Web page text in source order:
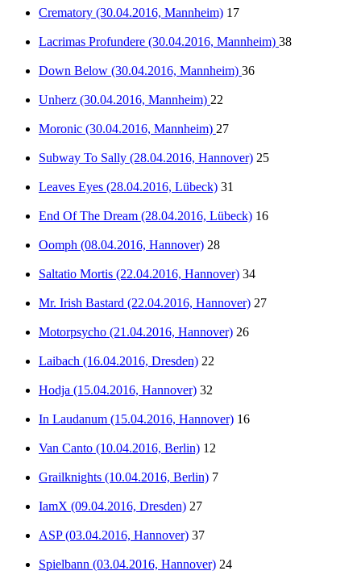
Crematory (30.04.2016, Mannheim) 17
Lacrimas Profundere (30.04.2016, Mannheim) 38
Down Below (30.04.2016, Mannheim) 36
Unherz (30.04.2016, Mannheim) 22
Moronic (30.04.2016, Mannheim) 27
Subway To Sally (28.04.2016, Hannover) 25
Leaves Eyes (28.04.2016, Lübeck) 31
End Of The Dream (28.04.2016, Lübeck) 16
Oomph (08.04.2016, Hannover) 28
Saltatio Mortis (22.04.2016, Hannover) 34
Mr. Irish Bastard (22.04.2016, Hannover) 27
Motorpsycho (21.04.2016, Hannover) 26
Laibach (16.04.2016, Dresden) 22
Hodja (15.04.2016, Hannover) 32
In Laudanum (15.04.2016, Hannover) 16
Van Canto (10.04.2016, Berlin) 12
Grailknights (10.04.2016, Berlin) 7
IamX (09.04.2016, Dresden) 27
ASP (03.04.2016, Hannover) 37
Spielbann (03.04.2016, Hannover) 24